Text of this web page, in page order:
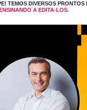
TEMOS DIVERSOS PRONTOS
ENSINANDO A EDITA-LOS.